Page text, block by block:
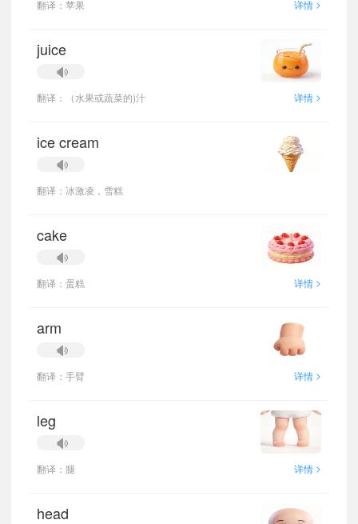
翻译：苹果 详情 >
juice
翻译：（水果或蔬菜的)汁 详情 >
ice cream
翻译：冰激凌，雪糕
cake
翻译：蛋糕 详情 >
arm
翻译：手臂 详情 >
leg
翻译：腿 详情 >
head